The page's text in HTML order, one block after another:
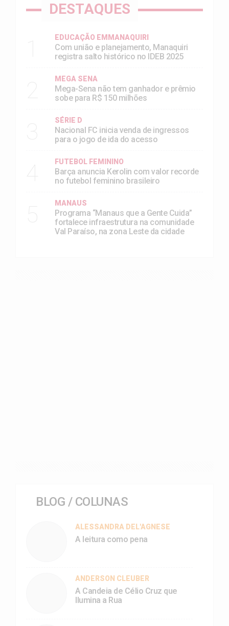
DESTAQUES
EDUCAÇÃO EMMANAQUIRI
Com união e planejamento, Manaquiri
registra salto histórico no IDEB 2025
MEGA SENA
Mega-Sena não tem ganhador e prêmio
sobe para R$ 150 milhões
SÉRIE D
Nacional FC inicia venda de ingressos
para o jogo de ida do acesso
FUTEBOL FEMININO
Barça anuncia Kerolin com valor recorde
no futebol feminino brasileiro
MANAUS
Programa “Manaus que a Gente Cuida”
fortalece infraestrutura na comunidade
Val Paraíso, na zona Leste da cidade
BLOG / COLUNAS
ALESSANDRA DEL'AGNESE
A leitura como pena
ANDERSON CLEUBER
A Candeia de Célio Cruz que
Ilumina a Rua